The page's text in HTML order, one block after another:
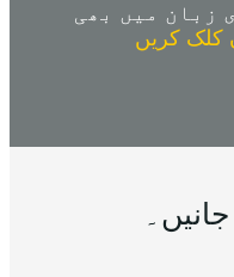
زبان میں بھی
کلک کریں